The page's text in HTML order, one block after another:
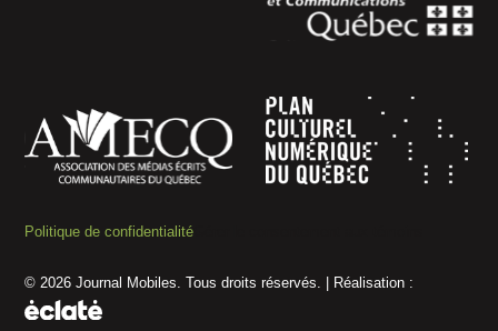
Politique de confidentialité
© 2026 Journal Mobiles. Tous droits réservés. | Réalisation :